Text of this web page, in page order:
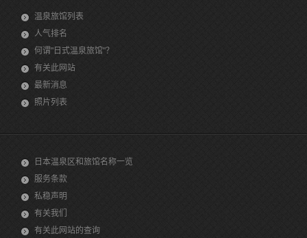
温泉旅馆列表
人气排名
何谓"日式温泉旅馆"？
有关此网站
最新消息
照片列表
日本温泉区和旅馆名称一览
服务条款
私稳声明
有关我们
有关此网站的查询